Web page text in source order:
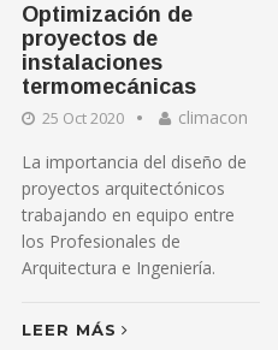
Optimización de
proyectos de
instalaciones
termomecánicas
25 Oct 2020
climacon
La importancia del diseño de
proyectos arquitectónicos
trabajando en equipo entre
los Profesionales de
Arquitectura e Ingeniería.
LEER MÁS